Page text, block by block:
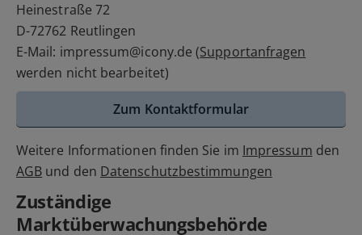
Heinestraße 72
D-72762 Reutlingen
E-Mail: impressum@icony.de (Supportanfragen
werden nicht bearbeitet)
Zum Kontaktformular
Weitere Informationen finden Sie im Impressum den
AGB und den Datenschutzbestimmungen
Zuständige
Marktüberwachungsbehörde